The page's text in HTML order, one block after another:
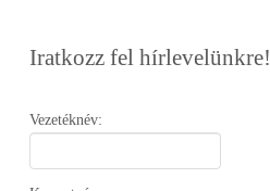
Iratkozz fel hírlevelünkre!
Vezetéknév: